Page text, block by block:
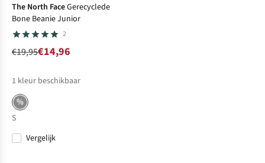
The North FaceGerecyclede
Bone Beanie Junior
2
€19,95€14,96
1 kleur beschikbaar
%
S
Vergelijk